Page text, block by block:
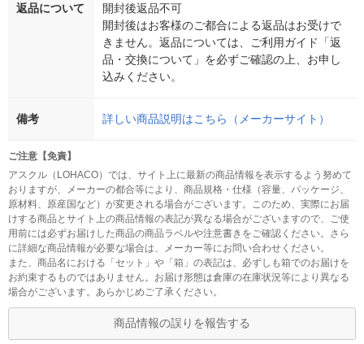
返品について
開封後返品不可
開封後はお客様のご都合による返品はお受けで
きません。返品については、ご利用ガイド「返
品・交換について」を必ずご確認の上、お申し
込みください。
備考 詳しい商品説明はこちら（メーカーサイト）
ご注意【免責】
アスクル（LOHACO）では、サイト上に最新の商品情報を表示するよう努めて
おりますが、メーカーの都合等により、商品規格・仕様（容量、パッケージ、
原材料、原産国など）が変更される場合がございます。このため、実際にお届
けする商品とサイト上の商品情報の表記が異なる場合がございますので、ご使
用前には必ずお届けした商品の商品ラベルや注意書きをご確認ください。さら
に詳細な商品情報が必要な場合は、メーカー等にお問い合わせください。
また、商品名における「セット」や「箱」の表記は、必ずしも箱でのお届けを
お約束するものではありません。お届け形態は倉庫の在庫状況等により異なる
場合がございます。あらかじめご了承ください。
商品情報の誤りを報告する